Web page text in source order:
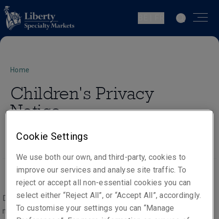
Home
Children's Privacy
Notice
Dans le cadre de la fourniture de nos produits et services,
nous pouvons traiter les données personnelles de
Cookie Settings
We use both our own, and third-party, cookies to
improve our services and analyse site traffic. To
reject or accept all non-essential cookies you can
select either “Reject All”, or “Accept All”, accordingly.
To customise your settings you can “Manage